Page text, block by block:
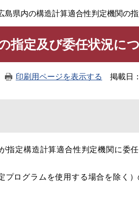
島県内の構造計算適合性判定機関の
指定及び委任状況に
印刷用ページを表示する 掲載日
定構造計算適合性判定機関に委
ログラムを使用する場合を除く